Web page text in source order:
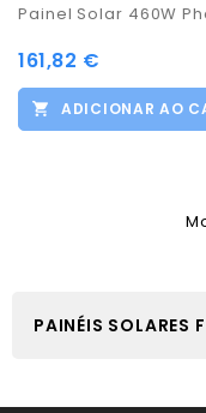
161,82 €
ADICIONAR AO
PAINÉIS SOLARES